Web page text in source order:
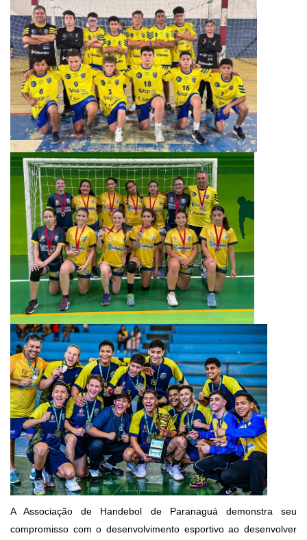
A Associação de Handebol de Paranaguá demonstra seu
compromisso com o desenvolvimento esportivo ao desenvolver